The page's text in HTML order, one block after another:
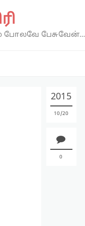
பேசுவேன்…
2015
10 20
0